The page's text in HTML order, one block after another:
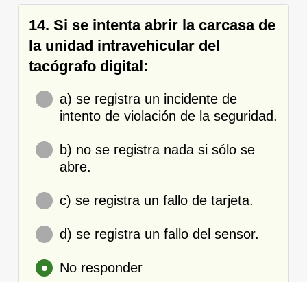
14. Si se intenta abrir la carcasa de
la unidad intravehicular del
tacógrafo digital:
a) se registra un incidente de
intento de violación de la seguridad.
b) no se registra nada si sólo se
abre.
c) se registra un fallo de tarjeta.
d) se registra un fallo del sensor.
No responder